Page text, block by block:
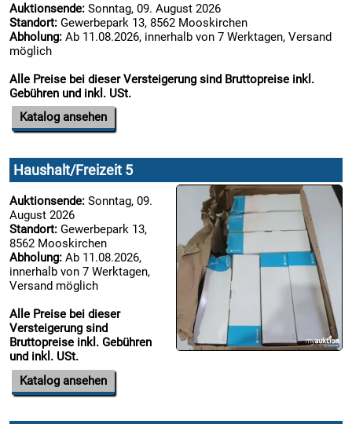
12.08:
12.08:
12.08:
13.08:
14.08:
14.08:


€ 6,00
Auktionsende: Sonntag, 09. August 2026
Standort: Gewerbepark 13, 8562 Mooskirchen
Abholung: Ab 11.08.2026, innerhalb von 7 Werktagen, Versand
möglich
Alle Preise bei dieser Versteigerung sind Bruttopreise inkl.
Gebühren und inkl. USt.
Katalog ansehen
Haushalt/Freizeit 5
Auktionsende: Sonntag, 09.
August 2026
Standort: Gewerbepark 13,
8562 Mooskirchen
Abholung: Ab 11.08.2026,
innerhalb von 7 Werktagen,
Versand möglich
Alle Preise bei dieser
Versteigerung sind
Bruttopreise inkl. Gebühren
und inkl. USt.
Katalog ansehen